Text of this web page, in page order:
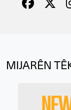
MIJARÊN